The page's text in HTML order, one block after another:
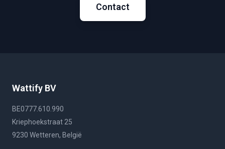
Contact
Wattify BV
BE0777.610.990
Kriephoekstraat 25
9230 Wetteren, België